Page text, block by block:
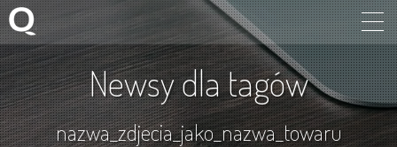
Newsy dla tagów
nazwa_zdjecia_jako_nazwa_towaru